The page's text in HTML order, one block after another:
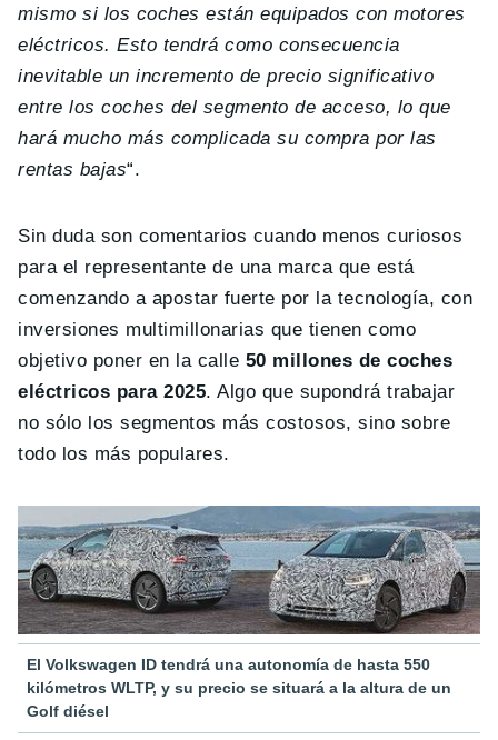
mismo si los coches están equipados con motores
eléctricos. Esto tendrá como consecuencia
inevitable un incremento de precio significativo
entre los coches del segmento de acceso, lo que
hará mucho más complicada su compra por las
rentas bajas“.
Sin duda son comentarios cuando menos curiosos
para el representante de una marca que está
comenzando a apostar fuerte por la tecnología, con
inversiones multimillonarias que tienen como
objetivo poner en la calle 50 millones de coches
eléctricos para 2025. Algo que supondrá trabajar
no sólo los segmentos más costosos, sino sobre
todo los más populares.
El Volkswagen ID tendrá una autonomía de hasta 550
kilómetros WLTP, y su precio se situará a la altura de un
Golf diésel